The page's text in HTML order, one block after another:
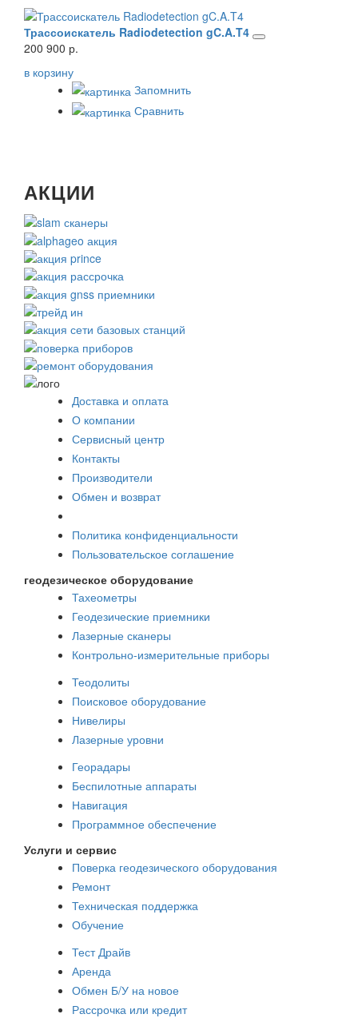
Трассоискатель Radiodetection gC.A.T4
200 900 р.
в корзину
Запомнить
Сравнить
АКЦИИ
Доставка и оплата
О компании
Сервисный центр
Контакты
Производители
Обмен и возврат
Политика конфиденциальности
Пользовательское соглашение
геодезическое оборудование
Тахеометры
Геодезические приемники
Лазерные сканеры
Контрольно-измерительные приборы
Теодолиты
Поисковое оборудование
Нивелиры
Лазерные уровни
Георадары
Беспилотные аппараты
Навигация
Программное обеспечение
Услуги и сервис
Поверка геодезического оборудования
Ремонт
Техническая поддержка
Обучение
Тест Драйв
Аренда
Обмен Б/У на новое
Рассрочка или кредит